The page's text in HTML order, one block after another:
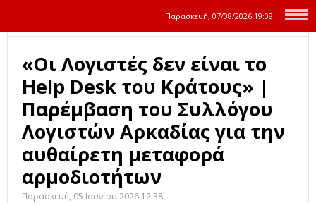
Παρασκευή, 07/08/2026 19:08
«Οι Λογιστές δεν είναι το
Help Desk του Κράτους» |
Παρέμβαση του Συλλόγου
Λογιστών Αρκαδίας για την
αυθαίρετη μεταφορά
αρμοδιοτήτων
Παρασκευή, 05 Ιουνίου 2026 12:38